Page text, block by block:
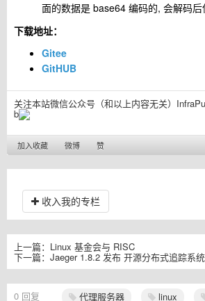
面的数据是 base64 编码的, 会解码后
下载地址：
Gitee
GitHUB
关注本站微信公众号（和以上内容无关）
b
加入收藏 微博 赞
收入我的专栏
上一篇： Linux 基金会与 RISC
下一篇： Jaeger 1.8.2 发布 开源分布式追踪系统
代理服务器 linux
0 回复